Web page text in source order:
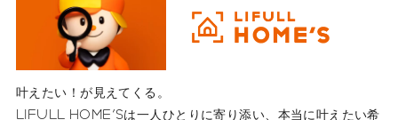
叶えたい！が見えてくる。
LIFULL HOME'Sは一人ひとりに寄り添い、本当に叶えたい希